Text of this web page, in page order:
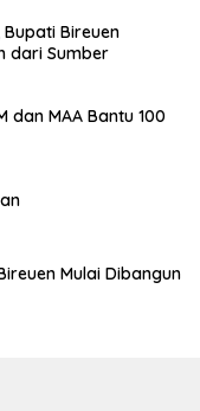
Bupati Bireuen
dari Sumber
dan MAA Bantu 100
Mulai Dibangun